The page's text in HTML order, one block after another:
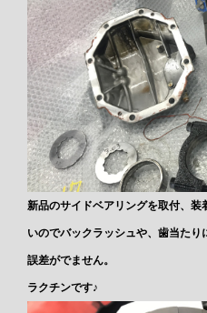
新品のサイドベアリングを取付、装
いのでバックラッシュや、歯当たり
誤差がでません。
ラクチンです♪